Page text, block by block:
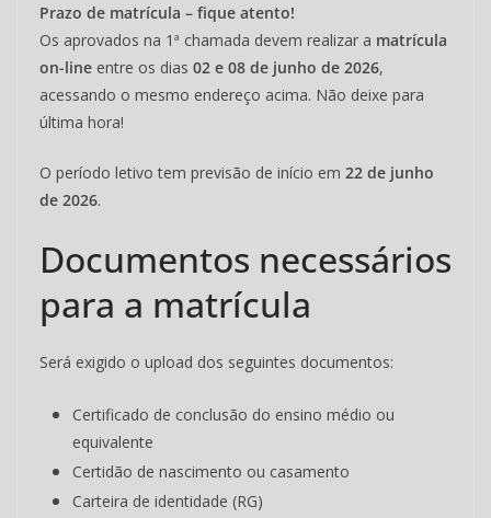
Prazo de matrícula – fique atento!
Os aprovados na 1ª chamada devem realizar a matrícula
on-line entre os dias 02 e 08 de junho de 2026,
acessando o mesmo endereço acima. Não deixe para
última hora!
O período letivo tem previsão de início em 22 de junho
de 2026.
Documentos necessários
para a matrícula
Será exigido o upload dos seguintes documentos:
Certificado de conclusão do ensino médio ou
equivalente
Certidão de nascimento ou casamento
Carteira de identidade (RG)